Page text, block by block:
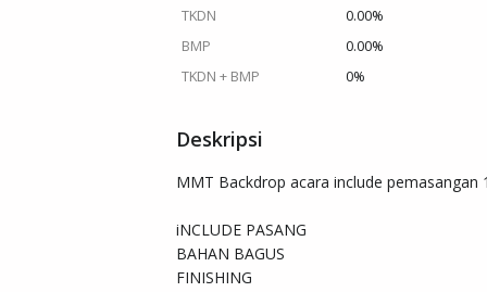
TKDN
0.00%
BMP
0.00%
TKDN + BMP
0%
Deskripsi
MMT Backdrop acara include pemasangan
iNCLUDE PASANG
BAHAN BAGUS
FINISHING